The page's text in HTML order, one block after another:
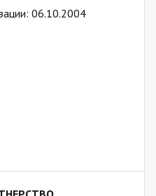
06.10.2004